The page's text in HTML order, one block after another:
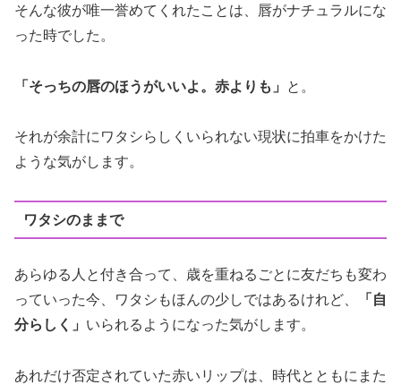
そんな彼が唯一誉めてくれたことは、唇がナチュラルにな
った時でした。
「そっちの唇のほうがいいよ。赤よりも」 と。
それが余計にワタシらしくいられない現状に拍車をかけた
ような気がします。
ワタシのままで
あらゆる人と付き合って、歳を重ねるごとに友だちも変わ
っていった今、ワタシもほんの少しではあるけれど、
「自
分らしく」 いられるようになった気がします。
あれだけ否定されていた赤いリップは、時代とともにまた